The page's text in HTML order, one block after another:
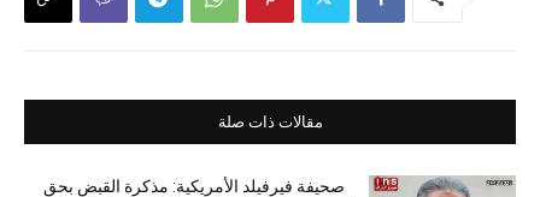
مقالات ذات صلة
صحيفة فيرفيلد الأمريكية: مذكرة القبض بحق